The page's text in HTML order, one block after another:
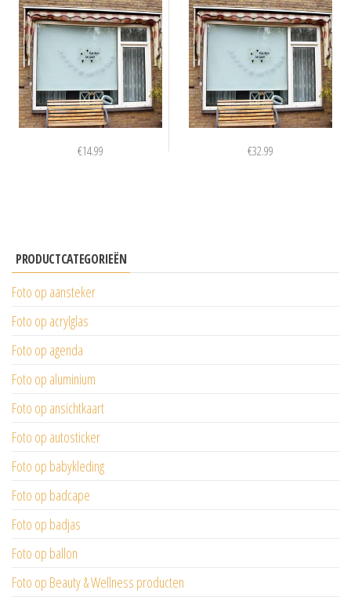
€14.99 €32.99
PRODUCTCATEGORIEËN
Foto op aansteker
Foto op acrylglas
Foto op agenda
Foto op aluminium
Foto op ansichtkaart
Foto op autosticker
Foto op babykleding
Foto op badcape
Foto op badjas
Foto op ballon
Foto op Beauty & Wellness producten